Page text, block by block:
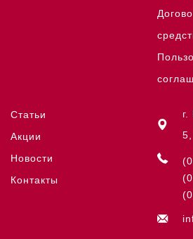
Статьи
Акции
Новости
Контакты